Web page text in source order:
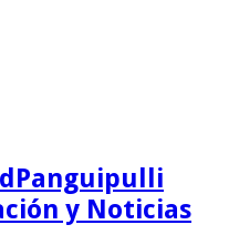
y Noticias